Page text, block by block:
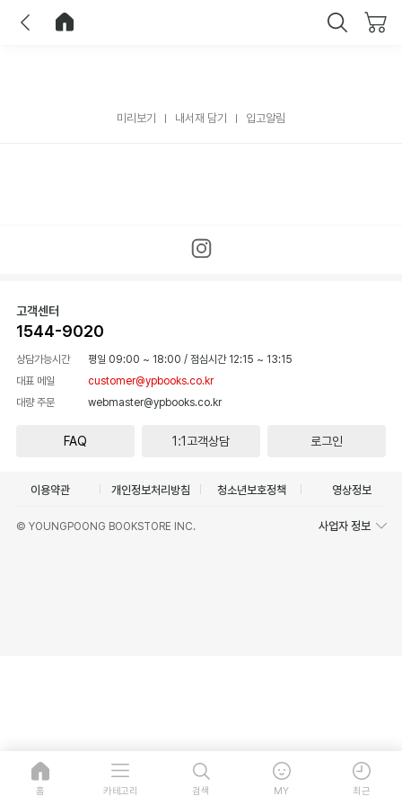
미리보기 내서재 담기 입고알림
고객센터
1544-9020
상담가능시간 평일 09:00 ~ 18:00 / 점심시간 12:15 ~ 13:15
대표 메일
customer@ypbooks.co.kr
대량 주문
webmaster@ypbooks.co.kr
FAQ 1:1고객상담 로그인
이용약관 개인정보처리방침 청소년보호정책 영상정보
© YOUNGPOONG BOOKSTORE INC. 사업자 정보
홈 카테고리 검색 MY 최근